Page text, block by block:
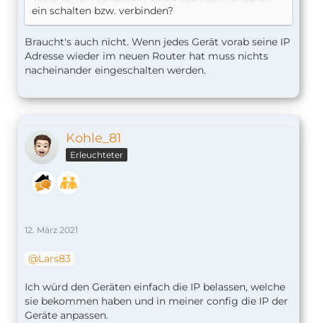
ein schalten bzw. verbinden?
Braucht's auch nicht. Wenn jedes Gerät vorab seine IP
Adresse wieder im neuen Router hat muss nichts
nacheinander eingeschalten werden.
Kohle_81
Erleuchteter
12. März 2021
Lars83
Ich würd den Geräten einfach die IP belassen, welche
sie bekommen haben und in meiner config die IP der
Geräte anpassen.